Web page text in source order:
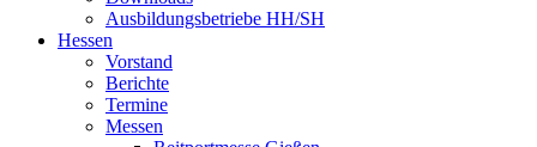
Ausbildungsbetriebe HH/SH
Hessen
Vorstand
Berichte
Termine
Messen